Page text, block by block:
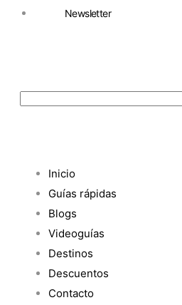
Newsletter
Inicio
Guías rápidas
Blogs
Videoguías
Destinos
Descuentos
Contacto